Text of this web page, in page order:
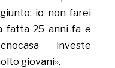
io non farei
fatta 25 anni fa e
investe
giovani».